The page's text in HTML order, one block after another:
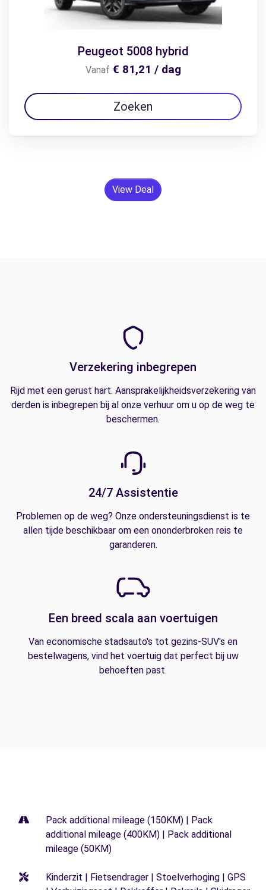
Peugeot 5008 hybrid
Vanaf € 81,21 / dag
Zoeken
View Deal
Verzekering inbegrepen
Rijd met een gerust hart. Aansprakelijkheidsverzekering van
derden is inbegrepen bij al onze verhuur om u op de weg te
beschermen.
24/7 Assistentie
Problemen op de weg? Onze ondersteuningsdienst is te
allen tijde beschikbaar om een ononderbroken reis te
garanderen.
Een breed scala aan voertuigen
Van economische stadsauto's tot gezins-SUV's en
bestelwagens, vind het voertuig dat perfect bij uw
behoeften past.
Pack additional mileage (150KM) | Pack
additional mileage (400KM) | Pack additional
mileage (50KM)
Kinderzit | Fietsendrager | Stoelverhoging | GPS